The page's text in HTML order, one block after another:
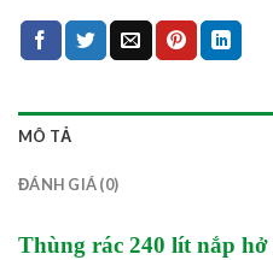
MÔ TẢ
ĐÁNH GIÁ (0)
Thùng rác 240 lít nắp hở